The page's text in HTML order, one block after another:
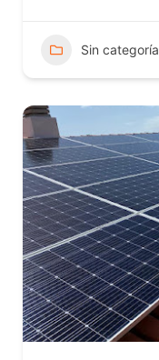
Sin categoría